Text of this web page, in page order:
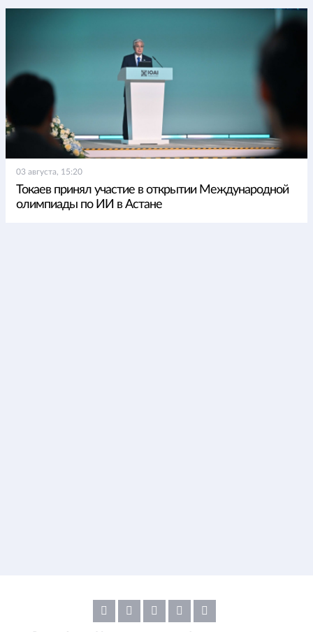
03 августа, 15:20
Токаев принял участие в открытии Международной
олимпиады по ИИ в Астане